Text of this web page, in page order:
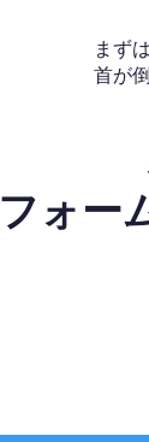
まず
首が
フォー